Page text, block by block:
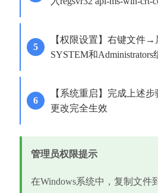
【权限设置】右键文件
SYSTEM和
【系统重启】完成上述
更改完全生效
管理员权限提示
在Windows系统中，复制文件